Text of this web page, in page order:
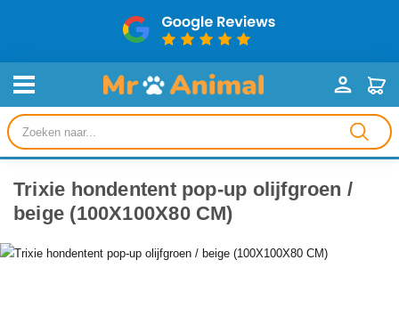
Producten
zoeken
Trixie hondentent pop-up olijfgroen /
beige (100X100X80 CM)